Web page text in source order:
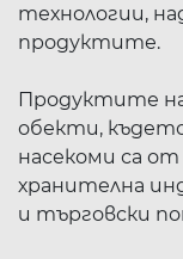
технологии,
продуктите.
Продуктите
обекти,
насекоми са
хранителна
и търговски